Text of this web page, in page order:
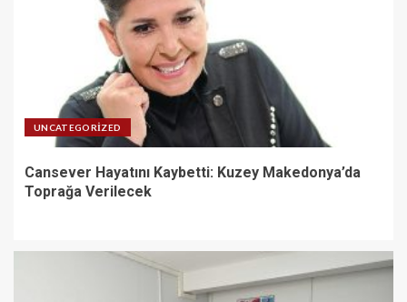
UNCATEGORIZED
Cansever Hayatını Kaybetti: Kuzey Makedonya’da
Toprağa Verilecek